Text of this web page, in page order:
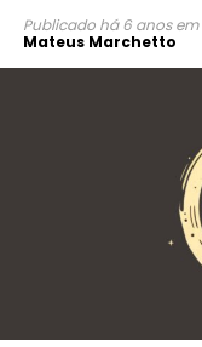
Publicado há 6 anos em
Mateus Marchetto